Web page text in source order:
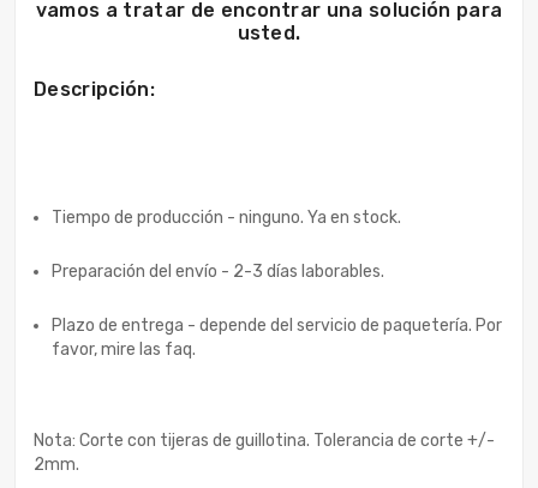
vamos a tratar de encontrar una solución para
usted.
Descripción:
Tiempo de producción - ninguno. Ya en stock.
Preparación del envío - 2-3 días laborables.
Plazo de entrega - depende del servicio de paquetería. Por
favor, mire las faq.
Nota: Corte con tijeras de guillotina. Tolerancia de corte +/-
2mm.